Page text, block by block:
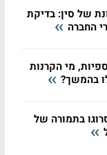
של סין: בדיקת
החברה
מי הקרנות
בהמשך?
בתמורה של